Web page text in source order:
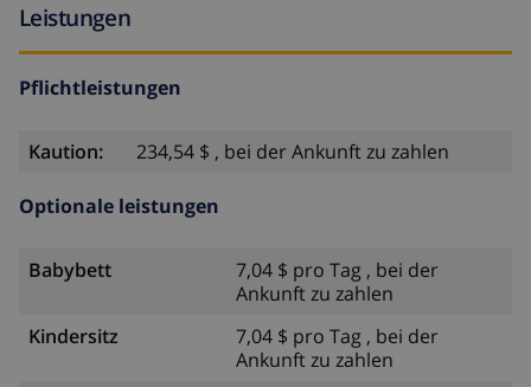
Leistungen
Pflichtleistungen
Kaution: 234,54 $ , bei der Ankunft zu zahlen
Optionale leistungen
Babybett
7,04 $ pro Tag , bei der
Ankunft zu zahlen
Kindersitz
7,04 $ pro Tag , bei der
Ankunft zu zahlen